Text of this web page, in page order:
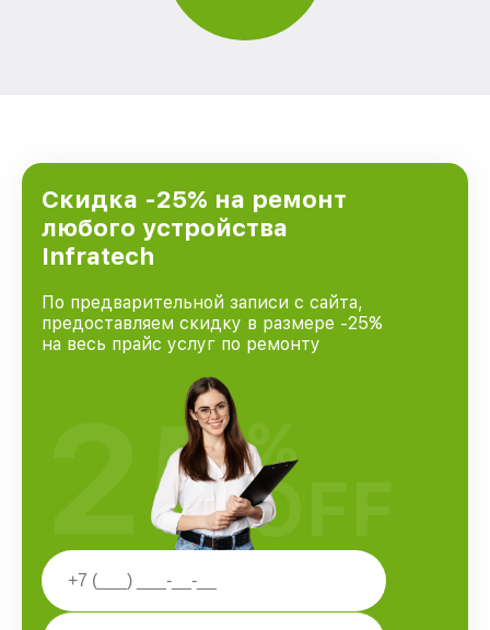
Скидка -25% на ремонт
любого устройства
Infratech
По предварительной записи с сайта,
предоставляем скидку в размере -25%
на весь прайс услуг по ремонту
25%
OFF